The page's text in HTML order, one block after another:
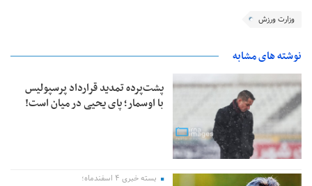
وزارت ورزش
نوشته های مشابه
پشت‌پرده تمدید قرارداد پرسپولیس
با اوسمار؛ پای یحیی در میان است!
بسته خبری ۴ اسفندماه؛